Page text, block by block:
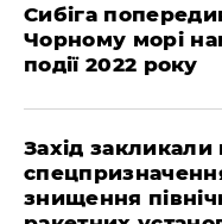
Сибіга
Чорному морі
події 2022 року
​Захід
знищення